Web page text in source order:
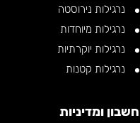
נרגילות נירוסטה
נרגילות מיוחדות
נרגילות יוקרתיות
נרגילות קטנות
חשבון ומדיניות